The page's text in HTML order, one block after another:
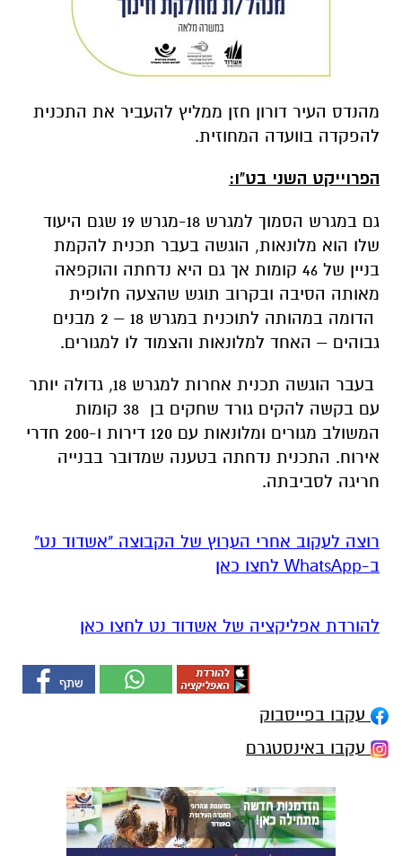
מהנדס העיר דורון חזן ממליץ להעביר את התכנית
להפקדה בוועדה המחוזית.
הפרוייקט השני בט"ו:
גם במגרש הסמוך למגרש 18-מגרש 19 שגם היעוד
שלו הוא מלונאות, הוגשה בעבר תכנית להקמת
בניין של 46 קומות אך גם היא נדחתה והוקפאה
מאותה הסיבה ובקרוב תוגש שהצעה חלופית
הדומה במהותה לתוכנית במגרש 18 – 2 מבנים
גבוהים – האחד למלונאות והצמוד לו למגורים.
בעבר הוגשה תכנית אחרות למגרש 18, גדולה יותר
עם בקשה להקים גורד שחקים בן 38 קומות
המשולב מגורים ומלונאות עם 120 דירות ו-200 חדרי
אירוח. התכנית נדחתה בטענה שמדובר בבנייה
חריגה לסביבתה.
רוצה לעקוב אחרי הערוץ של הקבוצה "אשדוד נט"
ב-WhatsApp לחצו כאן
להורדת אפליקציה של אשדוד נט לחצו כאן
עקבו בפייסבוק
עקבו באינסטגרם